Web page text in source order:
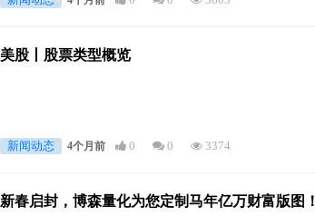
美股丨股票类型概览
新闻动态 4个月前 0 0 3374
新春启封，博森量化为您定制马年亿万财富版图！